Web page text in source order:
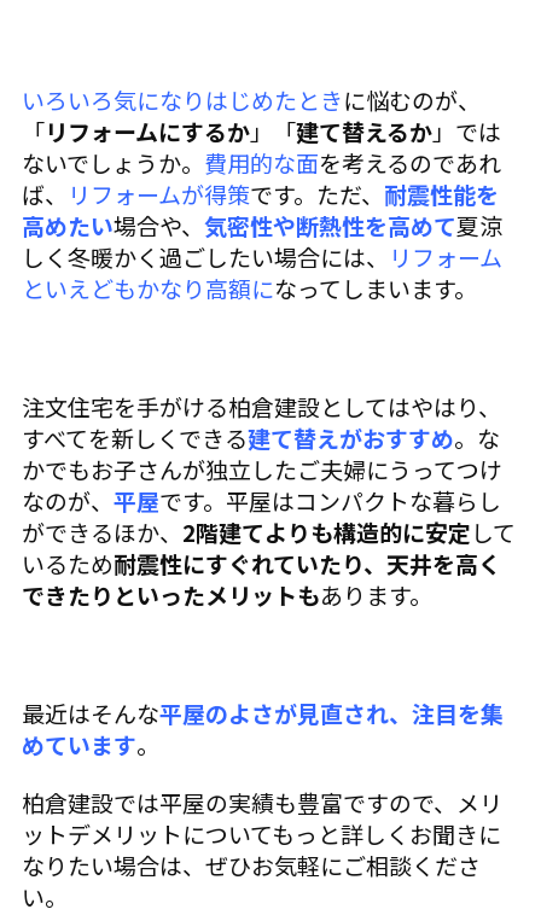
いろいろ気になりはじめたときに悩むのが、
「リフォームにするか」「建て替えるか」では
ないでしょうか。 費用的な面を考えるのであれ
ば、 リフォームが得策です。ただ、 耐震性能を
高めたい場合や、 気密性や断熱性を高めて夏涼
しく冬暖かく過ごしたい場合には、 リフォーム
といえどもかなり高額になってしまいます。
注文住宅を手がける柏倉建設としてはやはり、
すべてを新しくできる建て替えがおすすめ。な
かでもお子さんが独立したご夫婦にうってつけ
なのが、 平屋です。平屋はコンパクトな暮らし
ができるほか、 2階建てよりも構造的に安定して
いるため耐震性にすぐれていたり、天井を高く
できたりといったメリットもあります。
最近はそんな平屋のよさが見直され、注目を集
めています。
柏倉建設では平屋の実績も豊富ですので、メリ
ットデメリットについてもっと詳しくお聞きに
なりたい場合は、ぜひお気軽にご相談くださ
い。